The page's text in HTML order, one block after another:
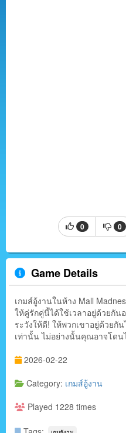
0 0
Game Details
เกมส์อู้งานในห้าง Mall
ให้คู่รักคู่นี้ได้ใช้เวลาอยู่ด้วยกั
ระวังให้ดี! ให้พวกเขาอยู่ด้วยกั
เท่านั้น ไม่อย่างนั้นคุณอาจโดน
2026-02-22
Category: เกมส์อู้งาน
Played 1228 times